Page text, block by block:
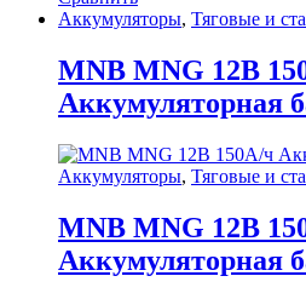
Аккумуляторы, Тяговые и
MNB MNG 12В
Аккумуляторная
Аккумуляторы, Тяговые и
MNB MNG 12В
Аккумуляторная